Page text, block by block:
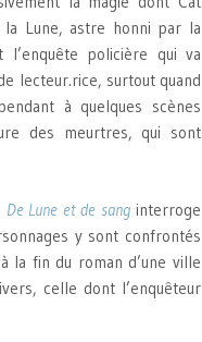
Lune, astre honni par la
l’enquête policière qui va
lecteur.rice, surtout quand
à quelques scènes
des meurtres, qui sont
De Lune et de sanginterroge
y sont confrontés
la fin du roman d’une ville
celle dont l’enquêteur